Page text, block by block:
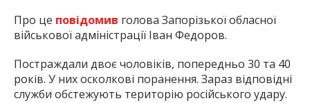
Про це повідомив голова Запорізької обласної
військової адміністрації Іван Федоров.
Постраждали двоє чоловіків, попередньо 30 та 40
років. У них осколкові поранення. Зараз відповідні
служби обстежують територію російського удару.